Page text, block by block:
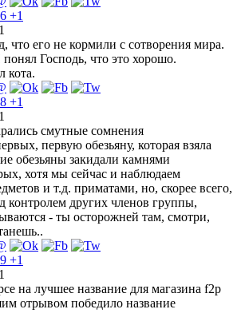
6 +1
что его не кормили с сотворения мира.
Господь, что это хорошо.
кота.
8 +1
смутные сомнения
первую обезьяну, которая взяла
обезьяны закидали камнями
хотя мы сейчас и наблюдаем
и т.д. приматами, но, скорее всего,
контролем других членов группы,
- ты осторожней там, смотри,
9 +1
на лучшее название для магазина f2p
отрывом победило название